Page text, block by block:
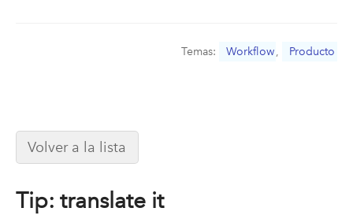
Temas: Workflow Producto
Volver a la lista
Tip: translate it